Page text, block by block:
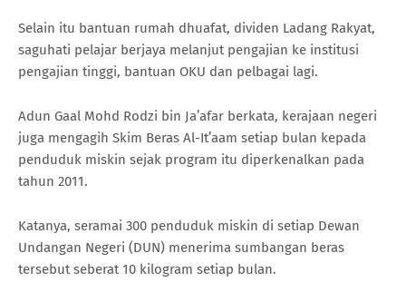
Selain itu bantuan rumah dhuafat, dividen Ladang Rakyat,
saguhati pelajar berjaya melanjut pengajian ke institusi
pengajian tinggi, bantuan OKU dan pelbagai lagi.
Adun Gaal Mohd Rodzi bin Ja’afar berkata, kerajaan negeri
juga mengagih Skim Beras Al-It’aam setiap bulan kepada
penduduk miskin sejak program itu diperkenalkan pada
tahun 2011.
Katanya, seramai 300 penduduk miskin di setiap Dewan
Undangan Negeri (DUN) menerima sumbangan beras
tersebut seberat 10 kilogram setiap bulan.